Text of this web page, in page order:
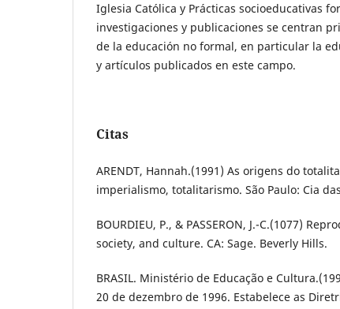
Iglesia Católica y Prácticas socioeducativas
investigaciones y publicaciones se centran
de la educación no formal, en particular la
y artículos publicados en este campo.
Citas
ARENDT, Hannah.(1991) As origens do
imperialismo, totalitarismo. São Paulo: Cia
BOURDIEU, P., & PASSERON, J.-C.(1077)
society, and culture. CA: Sage. Beverly Hills.
BRASIL. Ministério de Educação e
20 de dezembro de 1996. Estabelece as